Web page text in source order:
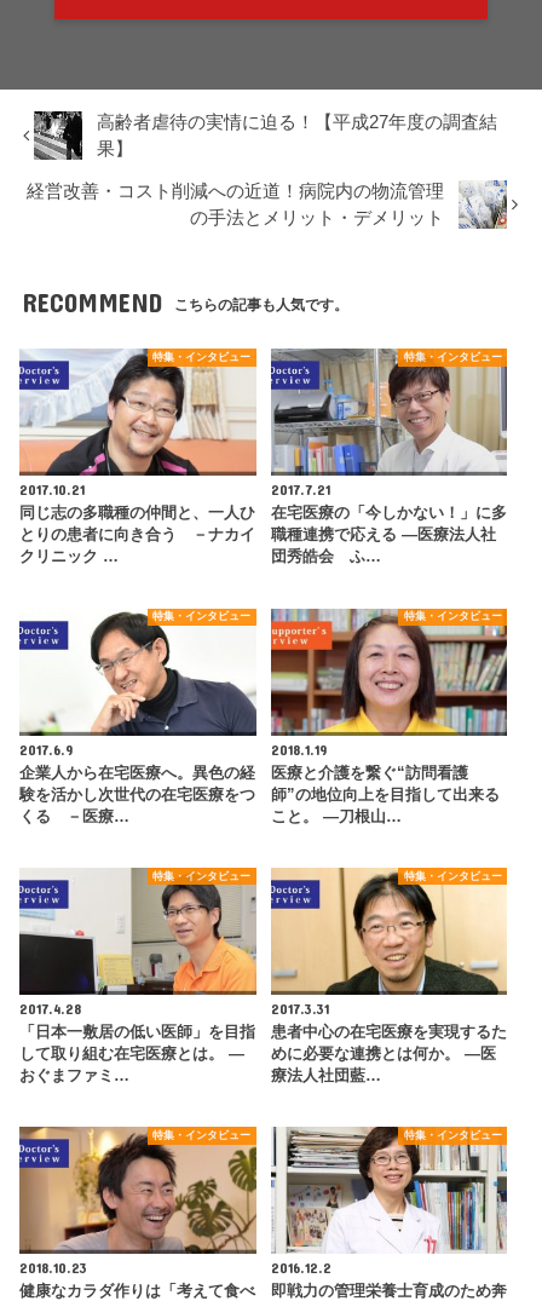
高齢者虐待の実情に迫る！【平成27年度の調査結
果】
経営改善・コスト削減への近道！病院内の物流管理
の手法とメリット・デメリット
RECOMMEND こちらの記事も人気です。
特集・インタビュー
2017.10.21
同じ志の多職種の仲間と、一人ひ
とりの患者に向き合う －ナカイ
クリニック …
特集・インタビュー
2017.7.21
在宅医療の「今しかない！」に多
職種連携で応える ―医療法人社
団秀皓会 ふ…
特集・インタビュー
2017.6.9
企業人から在宅医療へ。異色の経
験を活かし次世代の在宅医療をつ
くる －医療…
特集・インタビュー
2018.1.19
医療と介護を繋ぐ“訪問看護
師”の地位向上を目指して出来る
こと。 ―刀根山…
特集・インタビュー
2017.4.28
「日本一敷居の低い医師」を目指
して取り組む在宅医療とは。 ―
おぐまファミ…
特集・インタビュー
2017.3.31
患者中心の在宅医療を実現するた
めに必要な連携とは何か。 ―医
療法人社団藍…
特集・インタビュー
2018.10.23
健康なカラダ作りは「考えて食べ
特集・インタビュー
2016.12.2
即戦力の管理栄養士育成のため奔